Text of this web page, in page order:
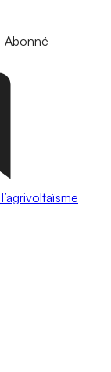
Abonné